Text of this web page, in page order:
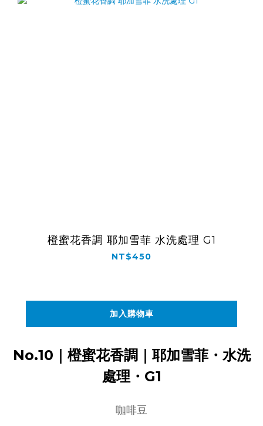
橙蜜花香調 耶加雪菲 水洗處理 G1
NT$450
加入購物車
No.10｜橙蜜花香調｜耶加雪菲・水洗
處理・G1
咖啡豆